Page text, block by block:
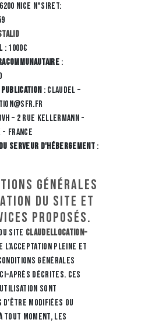
NICE N°Siret:
: 1000€
:
publication: CLAUDEL –
– 2 rue Kellermann -
- France
serveur d'hébergement:
générales
du site et
proposés.
site claudellocation-
l’acceptation pleine et
générales
après décrites. Ces
sont
modifiées ou
tout moment, les